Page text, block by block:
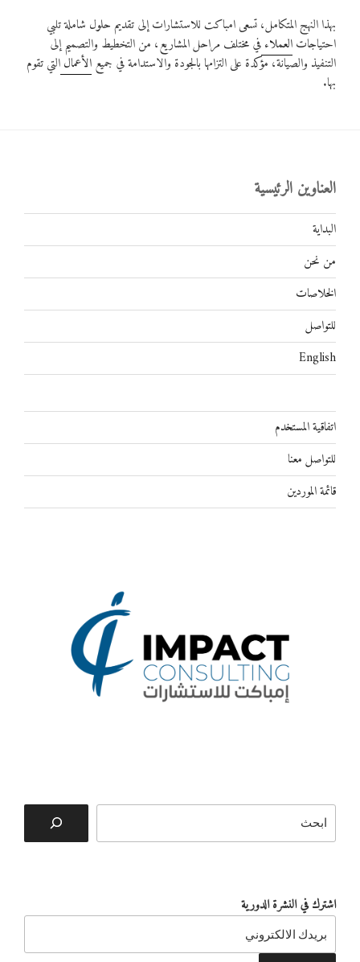
بهذا النهج المتكامل، تسعى امباكت للاستشارات إلى تقديم حلول شاملة تلبي
احتياجاتالعملاءفي مختلف مراحل المشاريع، من التخطيط والتصميم إلى
التنفيذ والصيانة، مؤكدة على التزامها بالجودة والاستدامة في جميعالأعمالالتي تقوم
بها.
العناوين الرئيسية
البداية
من نحن
الخلاصات
للتواصل
English
اتفاقية المستخدم
للتواصل معنا
قائمة الموردين
اشترك في النشرة الدورية